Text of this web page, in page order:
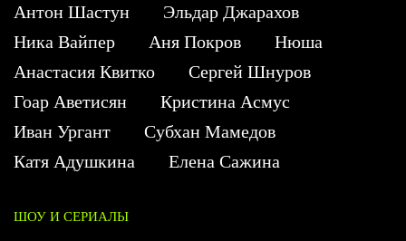
Антон Шастун
Эльдар Джарахов
Ника Вайпер
Аня Покров
Нюша
Анастасия Квитко
Сергей Шнуров
Гоар Аветисян
Кристина Асмус
Иван Ургант
Субхан Мамедов
Катя Адушкина
Елена Сажина
ШОУ И СЕРИАЛЫ